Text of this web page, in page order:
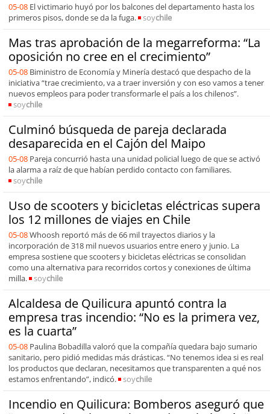
05-08 El victimario huyó por los balcones del departamento hasta los
primeros pisos, donde se da la fuga.
soychile
Mas tras aprobación de la megarreforma: “La
oposición no cree en el crecimiento”
05-08 Biministro de Economía y Minería destacó que despacho de la
iniciativa “trae crecimiento, va a traer inversión y con eso vamos a tener
nuevos empleos para poder transformarle el país a los chilenos”.
soychile
Culminó búsqueda de pareja declarada
desaparecida en el Cajón del Maipo
05-08 Pareja concurrió hasta una unidad policial luego de que se activó
la alarma a raíz de que habían perdido contacto con familiares.
soychile
Uso de scooters y bicicletas eléctricas supera
los 12 millones de viajes en Chile
05-08Whoosh reportó más de 66 mil trayectos diarios y la
incorporación de 318 mil nuevos usuarios entre enero y junio. La
empresa sostiene que scooters y bicicletas eléctricas se consolidan
como una alternativa para recorridos cortos y conexiones de última
milla.
soychile
Alcaldesa de Quilicura apuntó contra la
empresa tras incendio: “No es la primera vez,
es la cuarta”
05-08 Paulina Bobadilla valoró que la compañía quedara bajo sumario
sanitario, pero pidió medidas más drásticas. “No tenemos idea si es real
los productos que declaran, necesitamos que transparenten a qué nos
estamos enfrentando”, indicó.
soychile
Incendio en Quilicura: Bomberos aseguró que